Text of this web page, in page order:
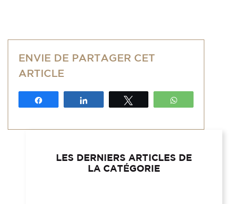
ENVIE DE PARTAGER CET
ARTICLE
LES DERNIERS ARTICLES DE
LA CATÉGORIE